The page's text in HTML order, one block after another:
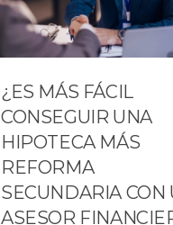
¿ES MÁS FÁCIL
CONSEGUIR UNA
HIPOTECA MÁS
REFORMA
SECUNDARIA CON
ASESOR